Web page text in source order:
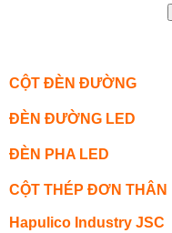
CỘT ĐÈN ĐƯỜNG
ĐÈN ĐƯỜNG LED
ĐÈN PHA LED
CỘT THÉP ĐƠN THÂN
Hapulico Industry JSC